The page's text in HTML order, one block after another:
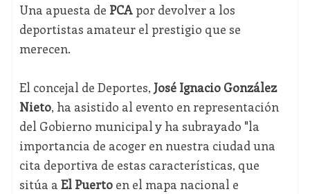
Una apuesta de PCApor devolver a los
deportistas amateur el prestigio que se
merecen.
El concejal de Deportes, José Ignacio González
Nieto, ha asistido al evento en representación
del Gobierno municipal y ha subrayado "la
importancia de acoger en nuestra ciudad una
cita deportiva de estas características, que
sitúa a El Puertoen el mapa nacional e